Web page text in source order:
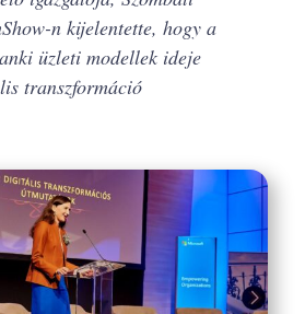
n kijelentette, hogy a
üzleti modellek ideje
transzformáció